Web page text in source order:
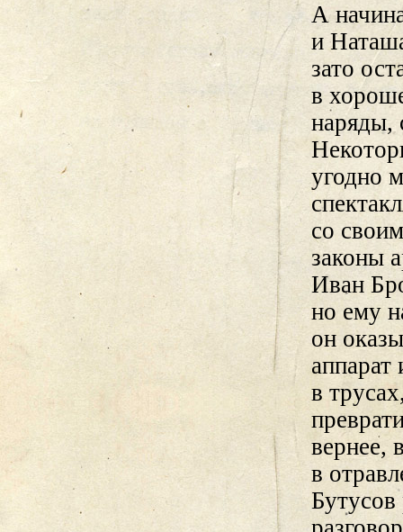
А
и
зато
в
наряды,
угодно
со
законы
Иван
но ему
он
в
вернее,
в